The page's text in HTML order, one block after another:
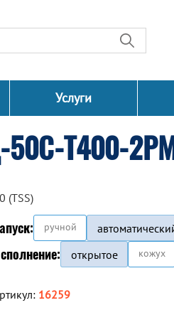
Услуги
Т400-
(TSS)
ручной
открытое кожух
16259